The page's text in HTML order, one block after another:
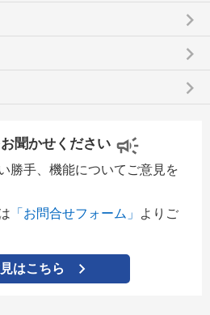
keyboard_arrow_right
keyboard_arrow_right
keyboard_arrow_right
聞かせください
勝手、機能についてご意見を
「お問合せフォーム」
よりご
はこちら